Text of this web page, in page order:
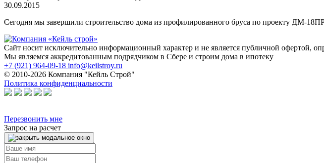
30.09.2015
Сегодня мы завершили строительство дома из профилированного бруса по проекту ДМ-
Сайт носит исключительно информационный характер и не является публичной офертой,
Мы являемся аккредитованным подрядчиком в Сбере и строим дома в ипотеку
+7 (921) 964-09-18 info@keilstroy.ru
© 2010-2026 Компания "Кейль Строй"
Политика конфиденциальности
Перезвонить мне
Запрос на расчет